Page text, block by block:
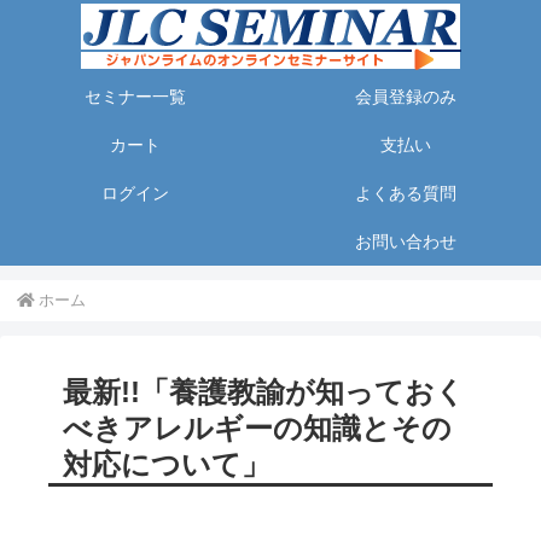
セミナー一覧 会員登録のみ
カート 支払い
ログイン よくある質問
お問い合わせ
ホーム
最新!!「養護教諭が知っておく
べきアレルギーの知識とその
対応について」